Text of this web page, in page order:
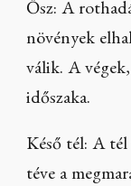
Ősz: A
növények
válik. A végek,
időszaka.
Késő tél: A tél
téve a